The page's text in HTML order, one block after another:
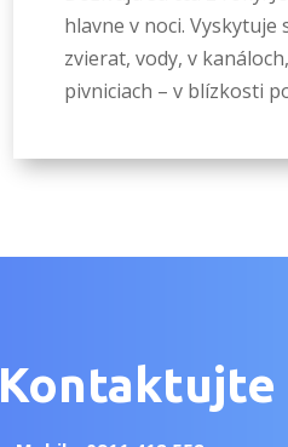
hlavne v noci. Vyskytuje
zvierat, vody, v
pivniciach – v blízkosti
Kontaktujte